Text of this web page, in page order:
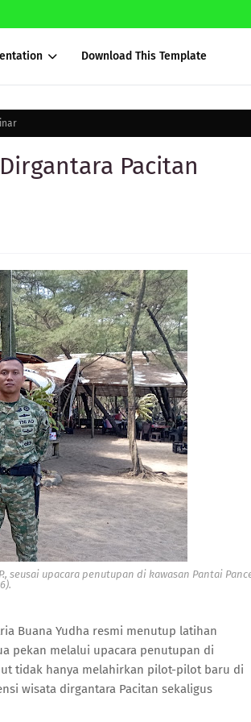
Download This Template
Pacitan
seusai upacara penutupan di kawasan Pantai
Buana Yudha resmi menutup latihan
pekan melalui upacara penutupan di
tidak hanya melahirkan pilot-pilot baru di
wisata dirgantara Pacitan sekaligus